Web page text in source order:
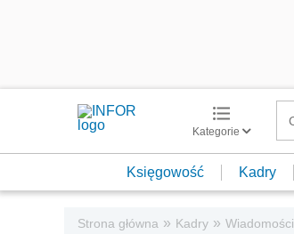
Kategorie
Księgowość Kadry
Strona główna » Kadry » Wiadomości